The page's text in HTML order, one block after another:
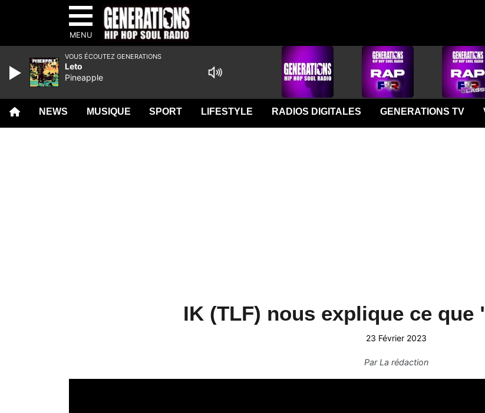
MENU
NEWS MUSIQUE SPORT LIFESTYLE RADIOS DIGITALES GENERATIONS TV
IK (TLF) nous explique ce que
23 Février 2023
ParLa rédaction
VOUS ÉCOUTEZ GENERATIONS
Leto
Pineapple